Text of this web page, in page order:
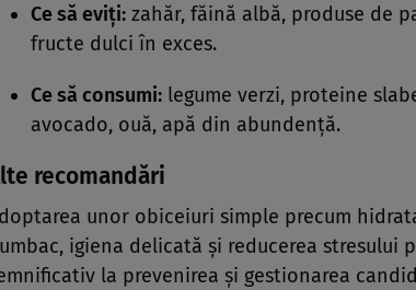
Ce să eviți: zahăr, făină albă, produse de
fructe dulci în exces.
Ce să consumi: legume verzi, proteine
avocado, ouă, apă din abundență.
recomandări
unor obiceiuri simple precum
igiena delicată și reducerea stresului
la prevenirea și gestionarea